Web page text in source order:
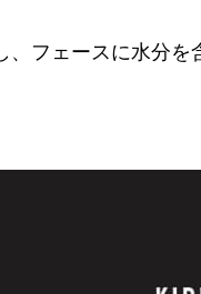
フェースに水分を